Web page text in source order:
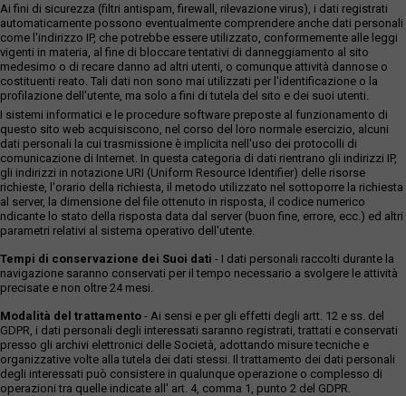
Ai fini di sicurezza (filtri antispam, firewall, rilevazione virus), i dati registrati
automaticamente possono eventualmente comprendere anche dati personali
come l'indirizzo IP, che potrebbe essere utilizzato, conformemente alle leggi
vigenti in materia, al fine di bloccare tentativi di danneggiamento al sito
medesimo o di recare danno ad altri utenti, o comunque attività dannose o
costituenti reato. Tali dati non sono mai utilizzati per l'identificazione o la
profilazione dell'utente, ma solo a fini di tutela del sito e dei suoi utenti.
I sistemi informatici e le procedure software preposte al funzionamento di
questo sito web acquisiscono, nel corso del loro normale esercizio, alcuni
dati personali la cui trasmissione è implicita nell'uso dei protocolli di
comunicazione di Internet. In questa categoria di dati rientrano gli indirizzi IP,
gli indirizzi in notazione URI (Uniform Resource Identifier) delle risorse
richieste, l'orario della richiesta, il metodo utilizzato nel sottoporre la richiesta
al server, la dimensione del file ottenuto in risposta, il codice numerico
ndicante lo stato della risposta data dal server (buon fine, errore, ecc.) ed altri
parametri relativi al sistema operativo dell'utente.
Tempi di conservazione dei Suoi dati - I dati personali raccolti durante la
navigazione saranno conservati per il tempo necessario a svolgere le attività
precisate e non oltre 24 mesi.
Modalità del trattamento - Ai sensi e per gli effetti degli artt. 12 e ss. del
GDPR, i dati personali degli interessati saranno registrati, trattati e conservati
presso gli archivi elettronici delle Società, adottando misure tecniche e
organizzative volte alla tutela dei dati stessi. Il trattamento dei dati personali
degli interessati può consistere in qualunque operazione o complesso di
operazioni tra quelle indicate all' art. 4, comma 1, punto 2 del GDPR.